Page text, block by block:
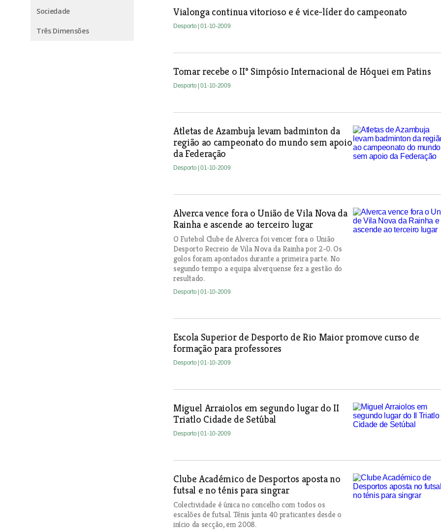
Sociedade
Três Dimensões
Vialonga continua vitorioso e é vice-líder do campeonato
Desporto | 01-10-2009
Tomar recebe o IIº Simpósio Internacional de Hóquei em Patins
Desporto | 01-10-2009
Atletas de Azambuja levam badminton da
região ao campeonato do mundo sem apoio
da Federação
Desporto | 01-10-2009
Alverca vence fora o União de Vila Nova da
Rainha e ascende ao terceiro lugar
O Futebol Clube de Alverca foi vencer fora o União
Desporto Recreio de Vila Nova da Rainha por 2-0. Os
golos foram apontados durante a primeira parte. No
segundo tempo a equipa alverquense fez a gestão do
resultado.
Desporto | 01-10-2009
Escola Superior de Desporto de Rio Maior promove curso de
formação para professores
Desporto | 01-10-2009
Miguel Arraiolos em segundo lugar do II
Triatlo Cidade de Setúbal
Desporto | 01-10-2009
Clube Académico de Desportos aposta no
futsal e no ténis para singrar
Colectividade é única no concelho com todos os
escalões de futsal. Ténis junta 40 praticantes desde o
início da secção, em 2008.